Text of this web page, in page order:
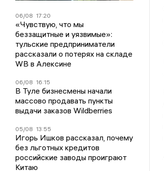
06/08 17:20
«Чувствую, что мы
беззащитные и уязвимые»:
тульские предприниматели
рассказали о потерях на складе
WB в Алексине
06/08 16:15
В Туле бизнесмены начали
массово продавать пункты
выдачи заказов Wildberries
05/08 13:55
Игорь Ишков рассказал, почему
без льготных кредитов
российские заводы проиграют
Китаю